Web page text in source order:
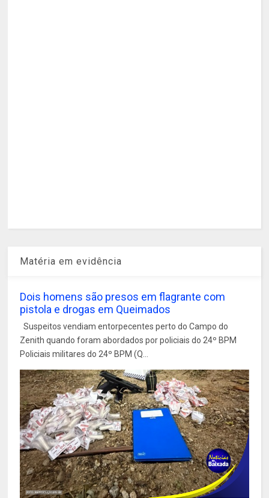
Matéria em evidência
Dois homens são presos em flagrante com
pistola e drogas em Queimados
Suspeitos vendiam entorpecentes perto do Campo do
Zenith quando foram abordados por policiais do 24º BPM
Policiais militares do 24º BPM (Q...